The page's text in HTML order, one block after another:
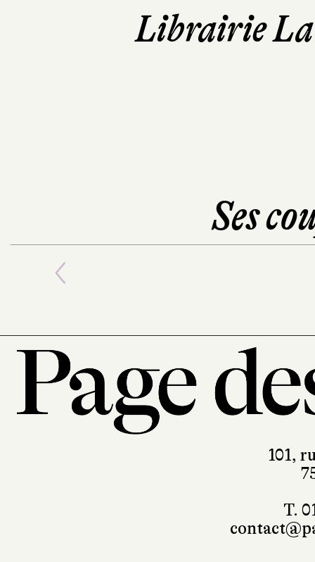
Librairie La
Ses
Previous
101,
T.